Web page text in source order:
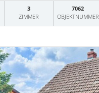
3
ZIMMER
7062
OBJEKTNUMMER